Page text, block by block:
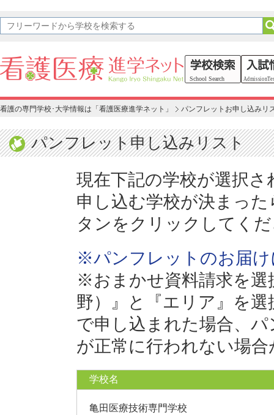
看護の専門学校･大学情報は「看護医療進学ネット」 パンフレットお申し込みリ
パンフレット申し込みリスト
現在下記の学校が選択さ
申し込む学校が決まっ
タンをクリックしてく
※パンフレットのお届け
※おまかせ資料請求を選
野）』と『エリア』を
で申し込まれた場合、
が正常に行われない場
学校名
亀田医療技術専門学校